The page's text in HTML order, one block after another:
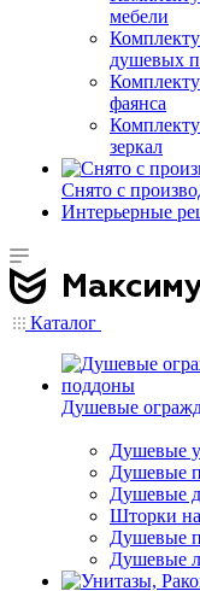
мебели
душевых
фаянса
зеркал
Снято с
Интерьерные
Каталог
Душевые
Душевые
Душевые
Душевые
Шторки
Душевые
Душевые